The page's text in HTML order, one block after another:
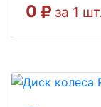
0 за 1 шт.